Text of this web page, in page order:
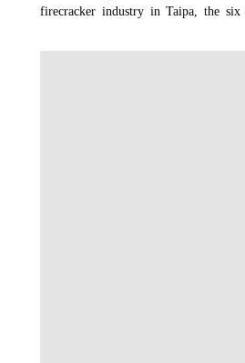
firecracker industry in Taipa, the six
demise of the firecracker industry in